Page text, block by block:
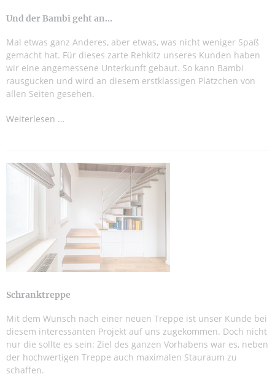
Und der Bambi geht an...
Mal etwas ganz Anderes, aber etwas, was nicht weniger Spaß
gemacht hat. Für dieses zarte Rehkitz unseres Kunden haben
wir eine angemessene Unterkunft gebaut. So kann Bambi
rausgucken und wird an diesem erstklassigen Plätzchen von
allen Seiten gesehen.
Weiterlesen …
Schranktreppe
Mit dem Wunsch nach einer neuen Treppe ist unser Kunde bei
diesem interessanten Projekt auf uns zugekommen. Doch nicht
nur die sollte es sein: Ziel des ganzen Vorhabens war es, neben
der hochwertigen Treppe auch maximalen Stauraum zu
schaffen.